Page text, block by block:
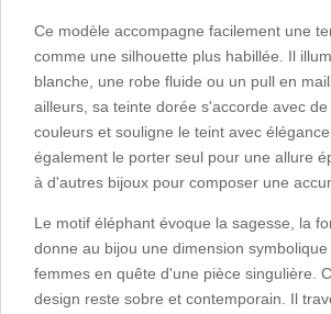
Ce modèle accompagne facilement une
comme une silhouette plus habillée. Il
blanche, une robe fluide ou un pull en
ailleurs, sa teinte dorée s'accorde avec
couleurs et souligne le teint avec
également le porter seul pour une allure
à d'autres bijoux pour composer une
Le motif éléphant évoque la sagesse, la
donne au bijou une dimension
femmes en quête d'une pièce singulière.
design reste sobre et contemporain. Il